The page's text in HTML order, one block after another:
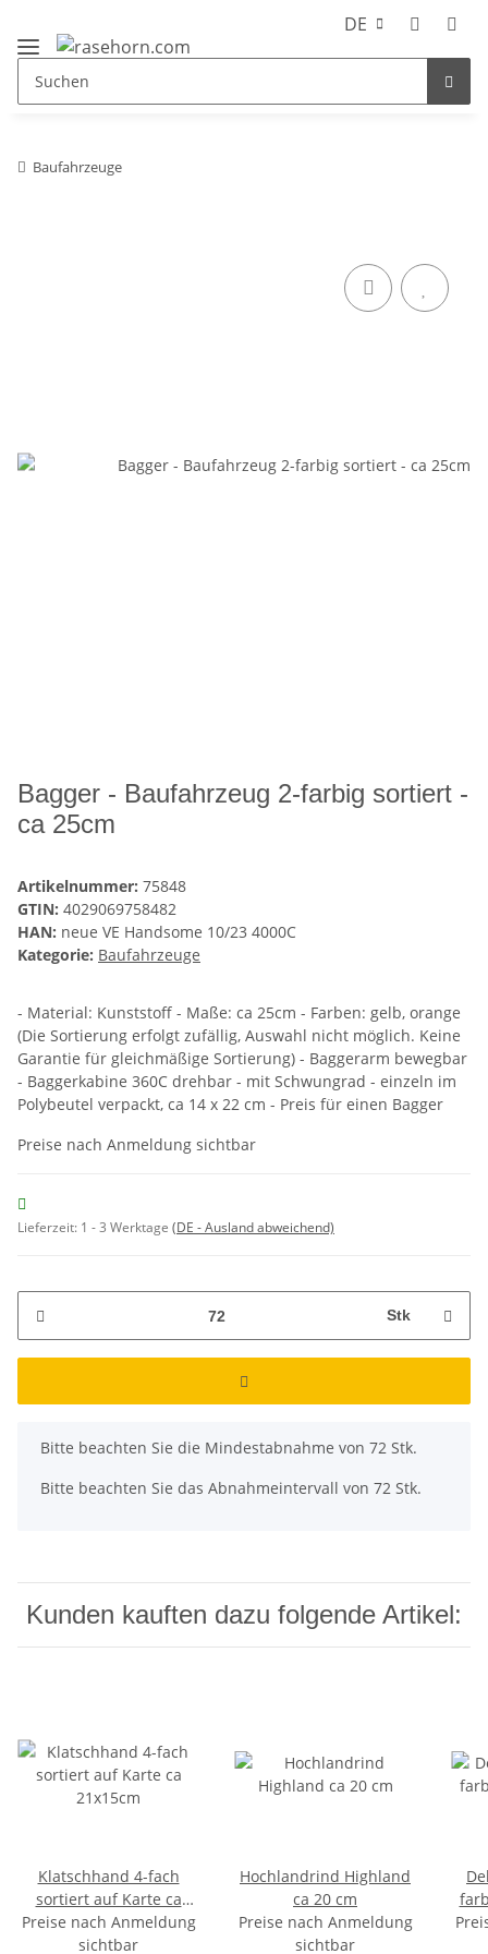
DE
Baufahrzeuge
Bagger - Baufahrzeug 2-farbig sortiert -
ca 25cm
Artikelnummer: 75848
GTIN: 4029069758482
HAN: neue VE Handsome 10/23 4000C
Kategorie: Baufahrzeuge
- Material: Kunststoff - Maße: ca 25cm - Farben: gelb, orange
(Die Sortierung erfolgt zufällig, Auswahl nicht möglich. Keine
Garantie für gleichmäßige Sortierung) - Baggerarm bewegbar
- Baggerkabine 360C drehbar - mit Schwungrad - einzeln im
Polybeutel verpackt, ca 14 x 22 cm - Preis für einen Bagger
Preise nach Anmeldung sichtbar
Lieferzeit: 1 - 3 Werktage (DE - Ausland abweichend)
Stk
x
Bitte beachten Sie die Mindestabnahme von 72 Stk.
Bitte beachten Sie das Abnahmeintervall von 72 Stk.
Kunden kauften dazu folgende Artikel:
Klatschhand 4-fach
sortiert auf Karte ca
21x15cm
Preise nach Anmeldung
sichtbar
Hochlandrind Highland
ca 20 cm
Preise nach Anmeldung
sichtbar